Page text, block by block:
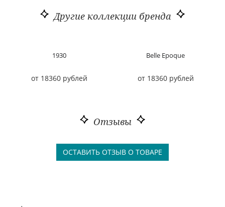
Другие коллекции бренда
1930
от 18360 рублей
Belle Epoque
от 18360 рублей
Отзывы
ОСТАВИТЬ ОТЗЫВ О ТОВАРЕ